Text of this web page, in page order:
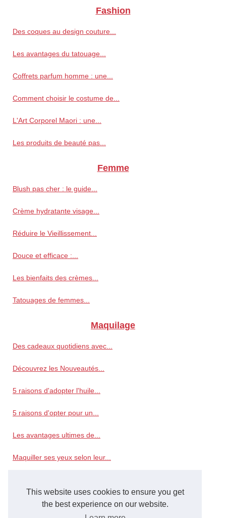
This website uses cookies to ensure you get
the best experience on our website.
Fashion
Des coques au design couture...
Les avantages du tatouage...
Coffrets parfum homme : une...
Comment choisir le costume de...
L'Art Corporel Maori : une...
Les produits de beauté pas...
Femme
Blush pas cher : le guide...
Crème hydratante visage...
Réduire le Vieillissement...
Douce et efficace :...
Les bienfaits des crèmes...
Tatouages de femmes...
Maquilage
Des cadeaux quotidiens avec...
Découvrez les Nouveautés...
5 raisons d'adopter l'huile...
5 raisons d'opter pour un...
Les avantages ultimes de...
Maquiller ses yeux selon leur...
La Fusion du Luxe et de...